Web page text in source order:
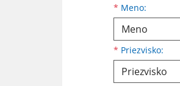
* Meno:
Meno
* Priezvisko:
Priezvisko
E-mailová